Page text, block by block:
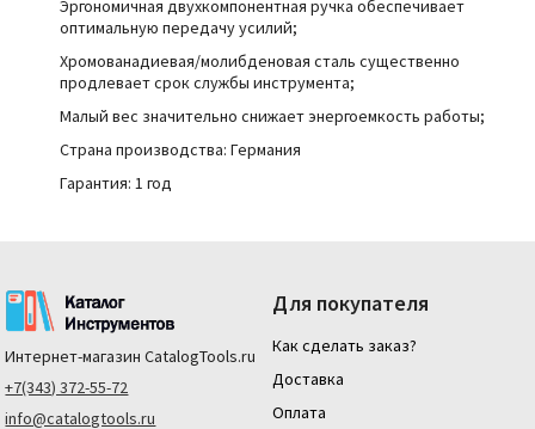
Эргономичная двухкомпонентная ручка обеспечивает
оптимальную передачу усилий;
Хромованадиевая/молибденовая сталь существенно
продлевает срок службы инструмента;
Малый вес значительно снижает энергоемкость работы;
Страна производства: Германия
Гарантия: 1 год
Интернет-магазин CatalogTools.ru
+7(343) 372-55-72
info@catalogtools.ru
Для покупателя
Как сделать заказ?
Доставка
Оплата